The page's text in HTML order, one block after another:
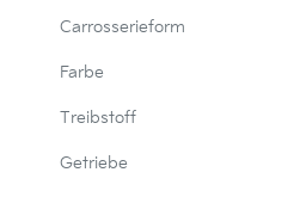
Carrosserieform
Farbe
Treibstoff
Getriebe